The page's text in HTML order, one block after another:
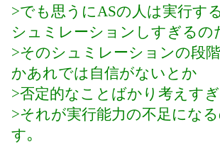
>でも思うにASの人は実行す
シュミレーションしすぎるの
>そのシュミレーションの段
かあれでは自信がないとか
>否定的なことばかり考えす
>それが実行能力の不足にな
す｡